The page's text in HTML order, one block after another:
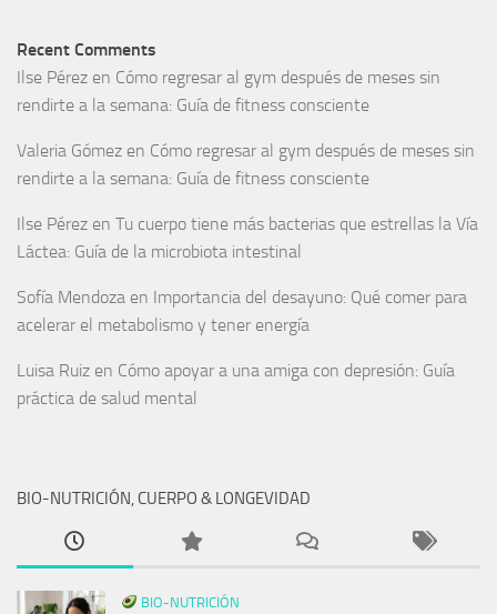
Recent Comments
Ilse Pérez en Cómo regresar al gym después de meses sin
rendirte a la semana: Guía de fitness consciente
Valeria Gómez en Cómo regresar al gym después de meses sin
rendirte a la semana: Guía de fitness consciente
Ilse Pérez en Tu cuerpo tiene más bacterias que estrellas la Vía
Láctea: Guía de la microbiota intestinal
Sofía Mendoza en Importancia del desayuno: Qué comer para
acelerar el metabolismo y tener energía
Luisa Ruiz en Cómo apoyar a una amiga con depresión: Guía
práctica de salud mental
BIO-NUTRICIÓN, CUERPO & LONGEVIDAD
BIO-NUTRICIÓN